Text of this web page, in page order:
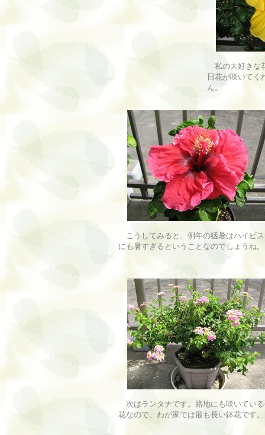
私の大好きな
日花が咲いてく
ん。
こうしてみると、例年の猛暑はハイビ
にも暑すぎるということなのでしょうね。
次はランタナです。路地にも咲いてい
花なので、わが家では最も長い鉢花です。